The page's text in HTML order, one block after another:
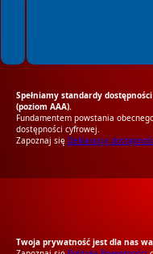
Spełniamy standardy
(poziom AAA).
Fundamentem powstania
dostępności cyfrowej.
Zapoznaj się Deklaracją
Twoja prywatność jest dla nas